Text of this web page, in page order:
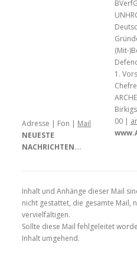
Adresse | Fon | Mail
NEUESTE
NACHRICHTEN….
(Mit-
1.
00 |
Inhalt und Anhänge dieser Mail
nicht gestattet, die gesamte Mail,
vervielfältigen.
Sollte diese Mail fehlgeleitet
Inhalt umgehend.